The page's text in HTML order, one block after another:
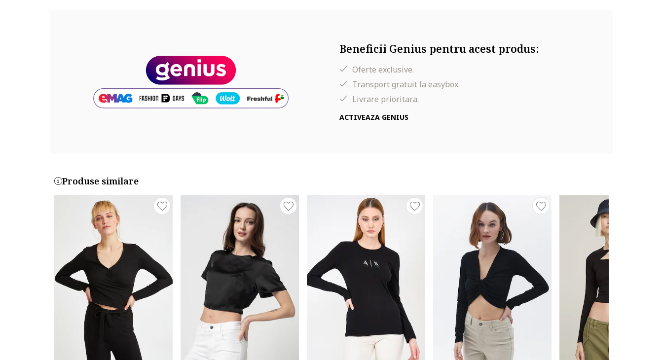
Modelul poarta un produs de marimea S.
Marimi model: 180 cm inaltime, 83 cm bust, 62 cm talie, 92 cm sold
Beneficii Genius pentru acest produs:
Oferte exclusive.
Transport gratuit la easybox.
Livrare prioritara.
ACTIVEAZA GENIUS
Produse similare